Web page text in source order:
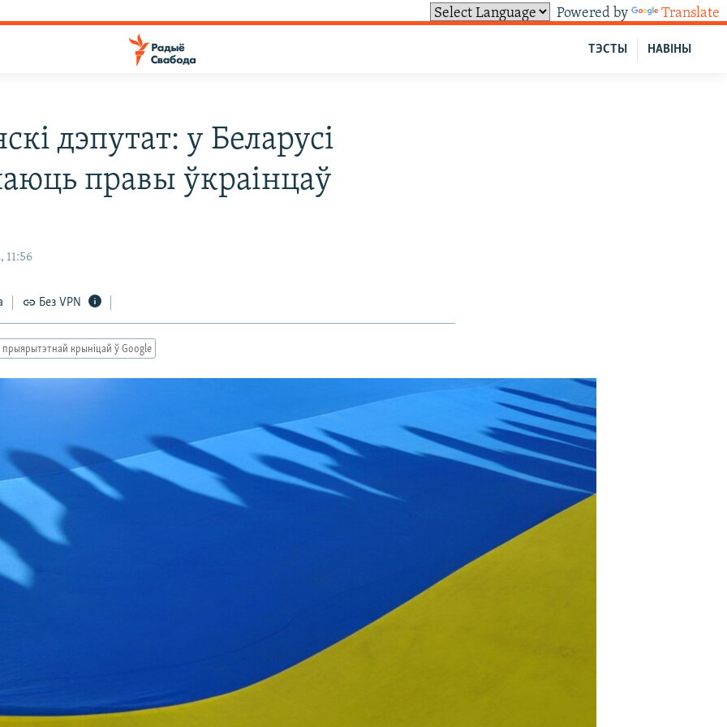
Powered by Translate
НАВІНЫ
ТЭСТЫ
дэпутат: у Беларусі
правы ўкраінцаў
11:56
Без VPN
прыярытэтнай крыніцай ў Google